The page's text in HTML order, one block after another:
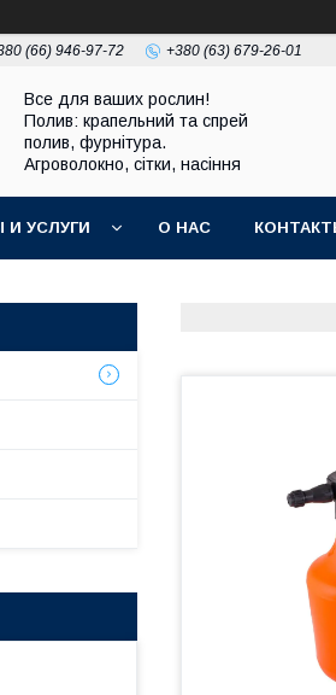
(66) 946-97-72 +380 (63) 679-26-01
Все для ваших рослин!
Полив: крапельний та спрей
полив, фурнітура.
Агроволокно, сітки, насіння
И УСЛУГИ О НАС